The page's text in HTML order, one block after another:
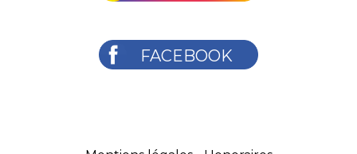
FACEBOOK